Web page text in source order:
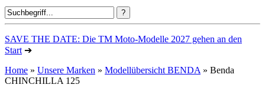
SAVE THE DATE: Die TM Moto-Modelle 2027 gehen an den
Start ➔
Home » Unsere Marken » Modellübersicht BENDA » Benda
CHINCHILLA 125